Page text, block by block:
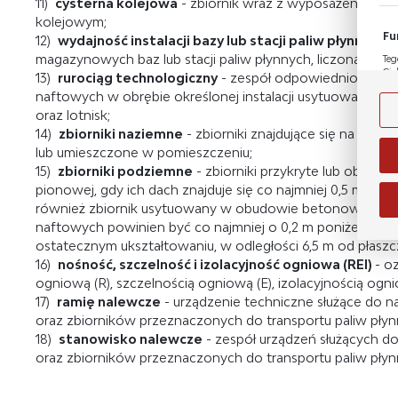
kolejowym;
12) wydajność instalacji bazy lub stacji paliw płynnych-
magazynowych baz lub stacji paliw płynnych, liczona jako
13) rurociąg technologiczny- zespół odpowiednio
naftowych w obrębie określonej instalacji usytuowanej na
oraz lotnisk;
14) zbiorniki naziemne - zbiorniki znajdujące się na
lub umieszczone w pomieszczeniu;
15) zbiorniki podziemne - zbiorniki przykryte lub
pionowej, gdy ich dach znajduje się co najmniej 0,5 m
również zbiornik usytuowany w obudowie betonowej,
naftowych powinien być co najmniej o 0,2 m poniżej
ostatecznym ukształtowaniu, w odległości 6,5 m od
16) nośność, szczelność i izolacyjność ogniowa (REI) -
ogniową (R), szczelnością ogniową (E), izolacyjnością
17) ramię nalewcze - urządzenie techniczne służące do
oraz zbiorników przeznaczonych do transportu paliw
18) stanowisko nalewcze - zespół urządzeń służących
oraz zbiorników przeznaczonych do transportu paliw